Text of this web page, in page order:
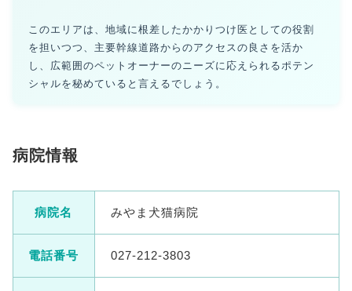
このエリアは、地域に根差したかかりつけ医としての役割
を担いつつ、主要幹線道路からのアクセスの良さを活か
し、広範囲のペットオーナーのニーズに応えられるポテン
シャルを秘めていると言えるでしょう。
病院情報
病院名 みやま犬猫病院
電話番号 027-212-3803